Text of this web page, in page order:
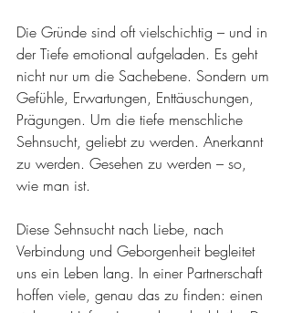
Die Gründe sind oft vielschichtig – und in
der Tiefe emotional aufgeladen. Es geht
nicht nur um die Sachebene. Sondern um
Gefühle, Erwartungen, Enttäuschungen,
Prägungen. Um die tiefe menschliche
Sehnsucht, geliebt zu werden. Anerkannt
zu werden. Gesehen zu werden – so,
wie man ist.
Diese Sehnsucht nach Liebe, nach
Verbindung und Geborgenheit begleitet
uns ein Leben lang. In einer Partnerschaft
hoffen viele, genau das zu finden: einen